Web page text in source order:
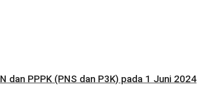
dan PPPK (PNS dan P3K) pada 1 Juni 2024